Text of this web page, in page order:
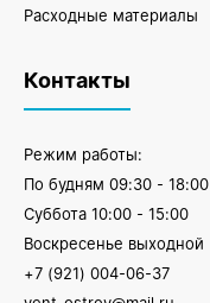
Расходные материалы
Контакты
Режим работы:
По будням 09:30 - 18:00
Суббота 10:00 - 15:00
Воскресенье выходной
+7 (921) 004-06-37